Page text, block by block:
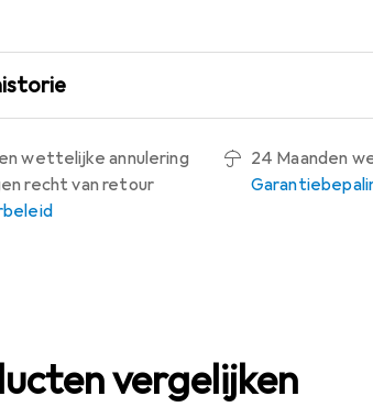
wettelijke annulering
recht van retour
24 Maanden
vergelijken